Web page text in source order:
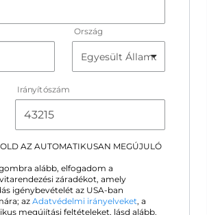
Ország
Irányítószám
AZ AUTOMATIKUSAN MEGÚJULÓ
alább, elfogadom a
záradékot, amely
igénybevételét az USA-ban
az Adatvédelmi irányelveket, a
megújítási feltételeket, lásd alább.